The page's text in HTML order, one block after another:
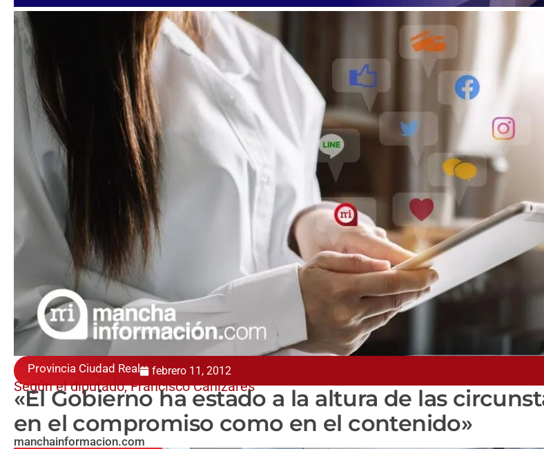
Provincia Ciudad Real febrero 11, 2012
Según el diputado, Francisco Cañizares
«El Gobierno ha estado a la altura de las
en el compromiso como en el contenido»
manchainformacion.com